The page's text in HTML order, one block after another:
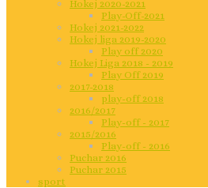
Hokej 2020-2021
Play-Off-2021
Hokej 2021-2022
Hokej liga 2019-2020
Play off 2020
Hokej Liga 2018 - 2019
Play Off 2019
2017-2018
play-off 2018
2016/2017
Play-off - 2017
2015/2016
Play-off - 2016
Puchar 2016
Puchar 2015
sport